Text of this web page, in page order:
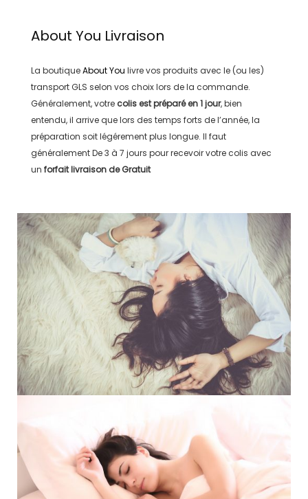
About You Livraison
La boutiqueAbout You livre vos produits avec le (ou les)
transportGLS selon vos choix lors de la commande.
Généralement, votre colis est préparé en1 jour, bien
entendu, il arrive que lors des temps forts de l’année, la
préparation soit légérement plus longue. Il faut
généralementDe 3 à 7 jours pour recevoir votre colis avec
un forfait livraison deGratuit